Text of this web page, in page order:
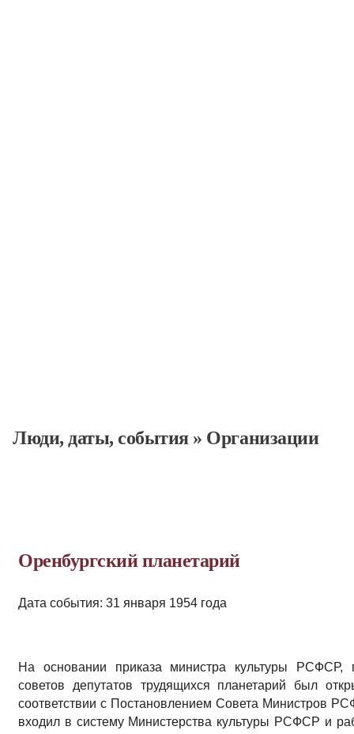
Люди, даты, cобытия» Организации
Оренбургский планетарий
Дата события: 31 января 1954 года
На основании приказа министра культуры РСФСР,
советов депутатов трудящихся планетарий был
соответствии с Поста­новлением Совета Министров
входил в систему Министерства культуры РСФСР и